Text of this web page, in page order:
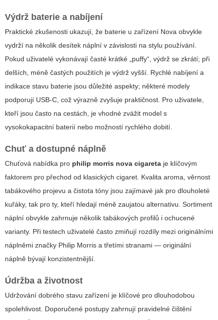
Výdrž baterie a nabíjení
Praktické zkušenosti ukazují, že baterie u zařízení Nova obvykle
vydrží na několik desítek náplní v závislosti na stylu používání.
Pokud uživatelé vykonávají časté krátké „puffy“, výdrž se zkrátí; při
delších, méně častých použitích je výdrž vyšší. Rychlé nabíjení a
indikace stavu baterie jsou důležité aspekty; některé modely
podporují USB-C, což výrazně zvyšuje praktičnost. Pro uživatele,
kteří jsou často na cestách, je vhodné zvážit model s
vysokokapacitní baterií nebo možností rychlého dobití.
Chuť a dostupné náplně
Chuťová nabídka pro philip morris nova cigareta je klíčovým
faktorem pro přechod od klasických cigaret. Kvalita aroma, věrnost
tabákového projevu a čistota tóny jsou zajímavé jak pro dlouholeté
kuřáky, tak pro ty, kteří hledají méně zaujatou alternativu. Sortiment
náplní obvykle zahrnuje několik tabákových profilů i ochucené
varianty. Při testech uživatelé často zmiňují rozdíly mezi originálními
náplněmi značky Philip Morris a třetími stranami — originální
náplně bývají konzistentnější.
Údržba a životnost
Udržování dobrého stavu zařízení je klíčové pro dlouhodobou
spolehlivost. Doporučené postupy zahrnují pravidelné čištění